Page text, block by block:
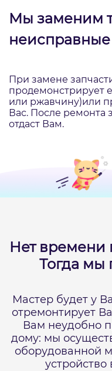
Мы заменим
неисправные
При замене
продемонстрирует
или ржавчину)или
Вас. После ремонта
отдаст Вам.
Нет времени
Тогда мы
Мастер будет у
отремонтирует
Вам неудобно
дому: мы
оборудованной